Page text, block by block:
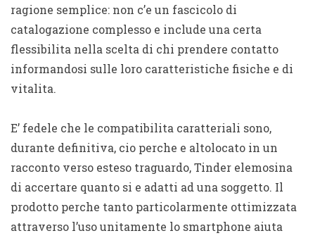
ragione semplice: non c’e un fascicolo di
catalogazione complesso e include una certa
flessibilita nella scelta di chi prendere contatto
informandosi sulle loro caratteristiche fisiche e di
vitalita.
E’ fedele che le compatibilita caratteriali sono,
durante definitiva, cio perche e altolocato in un
racconto verso esteso traguardo, Tinder elemosina
di accertare quanto si e adatti ad una soggetto. Il
prodotto perche tanto particolarmente ottimizzata
attraverso l’uso unitamente lo smartphone aiuta